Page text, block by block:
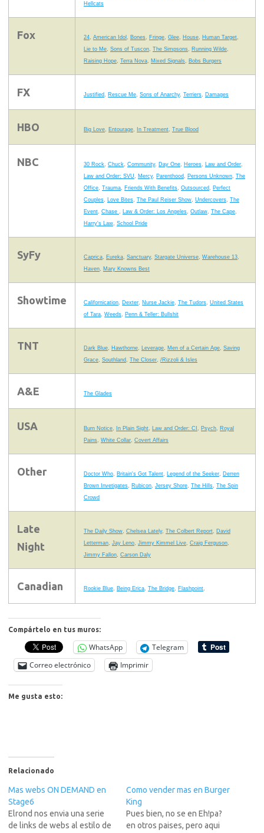
Hellcats
Fox 24, American Idol , Bones, Fringe, Glee, House, Human Target,
Lie to Me, Sons of Tuscon, The Simpsons, Running Wilde,
Raising Hope, Terra Nova, Mixed Signals, Bobs Burgers
FX Justified, Rescue Me, Sons of Anarchy, Terriers, Damages
HBO Big Love, Entourage, In Treatment, True Blood
NBC 30 Rock, Chuck, Community, Day One, Heroes, Law and Order,
Law and Order: SVU, Mercy, Parenthood, Persons Unknown, The
Office, Trauma, Friends With Benefits, Outsourced, Perfect
Couples, Love Bites, The Paul Reiser Show, Undercovers, The
Event, Chase , Law & Order: Los Angeles, Outlaw, The Cape,
Harry's Law, School Pride
SyFy Caprica, Eureka, Sanctuary, Stargate Universe, Warehouse 13,
Haven, Mary Knowns Best
Showtime Californication, Dexter, Nurse Jackie, The Tudors, United States
of Tara, Weeds, Penn & Teller: Bullshit
TNT Dark Blue, Hawthorne, Leverage, Men of a Certain Age, Saving
Grace, Southland , The Closer, /Rizzoli & Isles
A&E The Glades
USA Burn Notice, In Plain Sight, Law and Order: CI , Psych, Royal
Pains, White Collar, Covert Affairs
Other Doctor Who, Britain's Got Talent, Legend of the Seeker, Derren
Brown Invetigates, Rubicon, Jersey Shore, The Hills, The Spin
Crowd
Late
Night
The Daily Show, Chelsea Lately, The Colbert Report, David
Letterman, Jay Leno, Jimmy Kimmel Live, Craig Ferguson,
Jimmy Fallon, Carson Daly
Canadian Rookie Blue, Being Erica, The Bridge, Flashpoint,
Compártelo en tus muros:
WhatsApp
Telegram
Correo electrónico
Imprimir
Me gusta esto:
Relacionado
Mas webs ON DEMAND en
Stage6
Elrond nos envia una serie
de links de webs al estilo de
Como vender mas en Burger
King
Pues bien, no se en Eh!pa?
en otros paises, pero aqui